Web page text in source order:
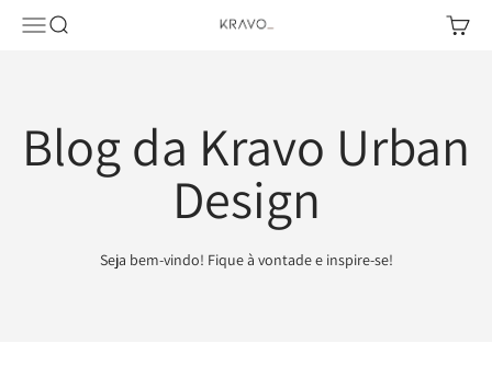
Pular para o conteúdo
Abrir menu de navegação
Abrir pesquisa KRAVO urban design Abrir
Blog da Kravo Urban
Design
Seja bem-vindo! Fique à vontade e inspire-se!